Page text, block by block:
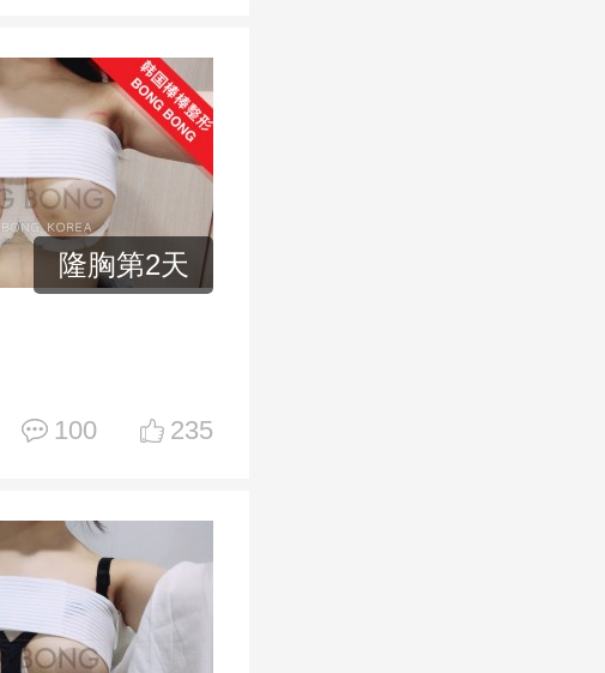
隆胸第2天
100 235